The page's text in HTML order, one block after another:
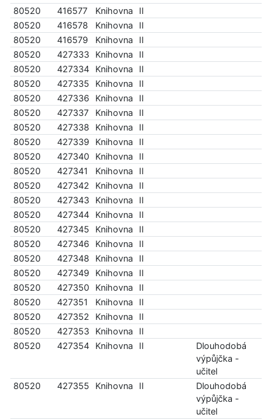
80520
416577 Knihovna
II
80520
416578 Knihovna
II
80520
416579 Knihovna
II
80520
427333 Knihovna
II
80520
427334 Knihovna
II
80520
427335 Knihovna
II
80520
427336 Knihovna
II
80520
427337 Knihovna
II
80520
427338 Knihovna
II
80520
427339 Knihovna
II
80520
427340 Knihovna
II
80520
427341 Knihovna
II
80520
427342 Knihovna
II
80520
427343 Knihovna
II
80520
427344 Knihovna
II
80520
427345 Knihovna
II
80520
427346 Knihovna
II
80520
427348 Knihovna
II
80520
427349 Knihovna
II
80520
427350 Knihovna
II
80520
427351 Knihovna
II
80520
427352 Knihovna
II
80520
427353 Knihovna
II
80520
427354 Knihovna II
Dlouhodobá
výpůjčka -
učitel
80520
427355 Knihovna II
Dlouhodobá
výpůjčka -
učitel